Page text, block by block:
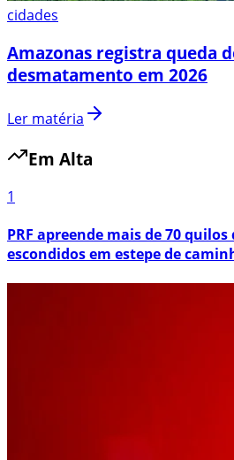
cidades
Amazonas registra queda
desmatamento em 2026
Ler matéria
Em Alta
1
PRF apreende mais de 70
escondidos em estepe de